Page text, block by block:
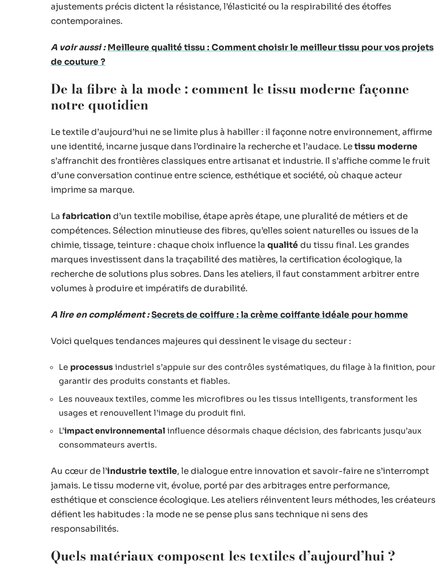
ajustements précis dictent la résistance, l’élasticité ou la respirabilité des étoffes
contemporaines.
A voir aussi : Meilleure qualité tissu : Comment choisir le meilleur tissu pour vos projets
de couture ?
De la fibre à la mode : comment le tissu moderne façonne
notre quotidien
Le textile d’aujourd’hui ne se limite plus à habiller : il façonne notre environnement, affirme
une identité, incarne jusque dans l’ordinaire la recherche et l’audace. Letissu moderne
s’affranchit des frontières classiques entre artisanat et industrie. Il s’affiche comme le fruit
d’une conversation continue entre science, esthétique et société, où chaque acteur
imprime sa marque.
La fabrication d’un textile mobilise, étape après étape, une pluralité de métiers et de
compétences. Sélection minutieuse des fibres, qu’elles soient naturelles ou issues de la
chimie, tissage, teinture : chaque choix influence la qualité du tissu final. Les grandes
marques investissent dans la traçabilité des matières, la certification écologique, la
recherche de solutions plus sobres. Dans les ateliers, il faut constamment arbitrer entre
volumes à produire et impératifs de durabilité.
A lire en complément :Secrets de coiffure : la crème coiffante idéale pour homme
Voici quelques tendances majeures qui dessinent le visage du secteur :
Le processusindustriel s’appuie sur des contrôles systématiques, du filage à la finition, pour
garantir des produits constants et fiables.
Les nouveaux textiles, comme les microfibres ou les tissus intelligents, transforment les
usages et renouvellent l’image du produit fini.
L’impact environnemental influence désormais chaque décision, des fabricants jusqu’aux
consommateurs avertis.
Au cœur de l’industrie textile, le dialogue entre innovation et savoir-faire ne s’interrompt
jamais. Le tissu moderne vit, évolue, porté par des arbitrages entre performance,
esthétique et conscience écologique. Les ateliers réinventent leurs méthodes, les créateurs
défient les habitudes : la mode ne se pense plus sans technique ni sens des
responsabilités.
Quels matériaux composent les textiles d’aujourd’hui ?